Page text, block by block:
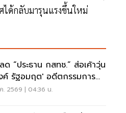
ได้กลับมารุนแรงขึ้นใหม่
ด “ประธาน กสทช.” ส่อเค้าวุ่น
รัฐอมฤต' อดีตกรรมการ
าโต้ข้อวินิจฉัย
. 2569 | 04:36 น.